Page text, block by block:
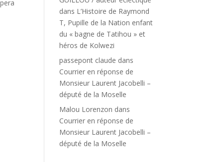
dans L’Histoire de Raymond
T, Pupille de la Nation enfant
du « bagne de Tatihou » et
héros de Kolwezi
passepont claude dans
Courrier en réponse de
Monsieur Laurent Jacobelli –
député de la Moselle
Malou Lorenzon dans
Courrier en réponse de
Monsieur Laurent Jacobelli –
député de la Moselle